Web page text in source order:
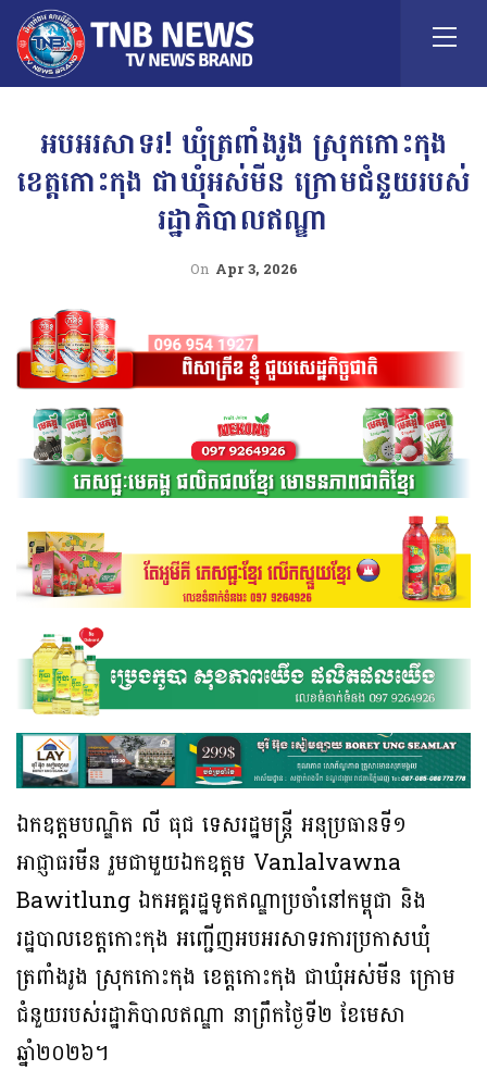
អបអរសាទរ! ឃុំត្រពាំងរូង ស្រុកកោះកុង
ខេត្តកោះកុង ជាឃុំអស់មីន ក្រោមជំនួយរបស់
រដ្ឋាភិបាលឥណ្ឌា
On Apr 3, 2026
ឯកឧត្តមបណ្ឌិត លី ធុជ ទេសរដ្ឋមន្រ្តី អនុប្រធានទី១
អាជ្ញាធរមីន រួមជាមួយឯកឧត្តម Vanlalvawna
Bawitlung ឯកអគ្គរដ្ឋទូតឥណ្ឌាប្រចាំនៅកម្ពុជា និង
រដ្ឋបាលខេត្តកោះកុង អញ្ជើញអបអរសាទរការប្រកាសឃុំ
ត្រពាំងរូង ស្រុកកោះកុង ខេត្តកោះកុង ជាឃុំអស់មីន ក្រោម
ជំនួយរបស់រដ្ឋាភិបាលឥណ្ឌា នាព្រឹកថ្ងៃទី២ ខែមេសា
ឆ្នាំ២០២៦។